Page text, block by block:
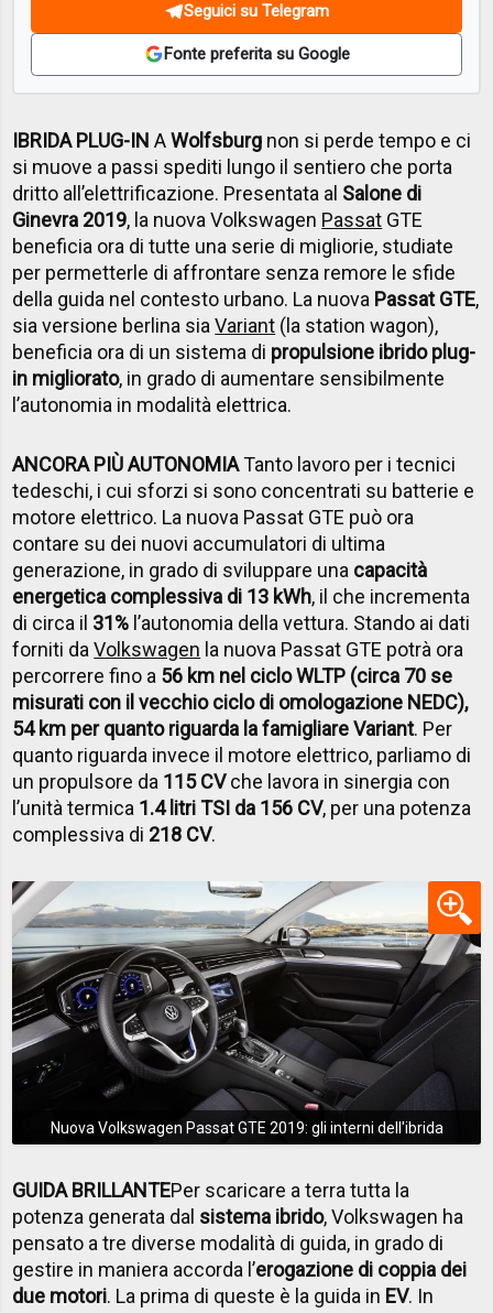
Seguici su Telegram
Fonte preferita su Google
IBRIDA PLUG-IN AWolfsburg non si perde tempo e ci
si muove a passi spediti lungo il sentiero che porta
dritto all’elettrificazione. Presentata al Salone di
Ginevra 2019, la nuova Volkswagen Passat GTE
beneficia ora di tutte una serie di migliorie, studiate
per permetterle di affrontare senza remore le sfide
della guida nel contesto urbano. La nuova Passat GTE,
sia versione berlina siaVariant (la station wagon),
beneficia ora di un sistema di propulsione ibrido plug-
in migliorato, in grado di aumentare sensibilmente
l’autonomia in modalità elettrica.
ANCORA PIÙ AUTONOMIATanto lavoro per i tecnici
tedeschi, i cui sforzi si sono concentrati su batterie e
motore elettrico. La nuova Passat GTE può ora
contare su dei nuovi accumulatori di ultima
generazione, in grado di sviluppare una capacità
energetica complessiva di 13 kWh, il che incrementa
di circa il 31% l’autonomia della vettura. Stando ai dati
forniti daVolkswagen la nuova Passat GTE potrà ora
percorrere fino a 56 km nel ciclo WLTP (circa 70 se
misurati con il vecchio ciclo di omologazione NEDC),
54 km per quanto riguarda la famigliare Variant. Per
quanto riguarda invece il motore elettrico, parliamo di
un propulsore da 115 CVche lavora in sinergia con
l’unità termica 1.4 litri TSI da 156 CV, per una potenza
complessiva di 218 CV.
Nuova Volkswagen Passat GTE 2019: gli interni dell'ibrida
GUIDA BRILLANTEPer scaricare a terra tutta la
potenza generata dal sistema ibrido, Volkswagen ha
pensato a tre diverse modalità di guida, in grado di
gestire in maniera accorda l’erogazione di coppia dei
due motori. La prima di queste è la guida in EV. In